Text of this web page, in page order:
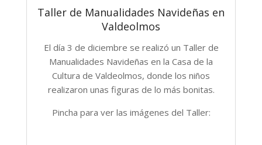
Taller de Manualidades Navideñas en
Valdeolmos
El día 3 de diciembre se realizó un Taller de
Manualidades Navideñas en la Casa de la
Cultura de Valdeolmos, donde los niños
realizaron unas figuras de lo más bonitas.
Pincha para ver las imágenes del Taller: